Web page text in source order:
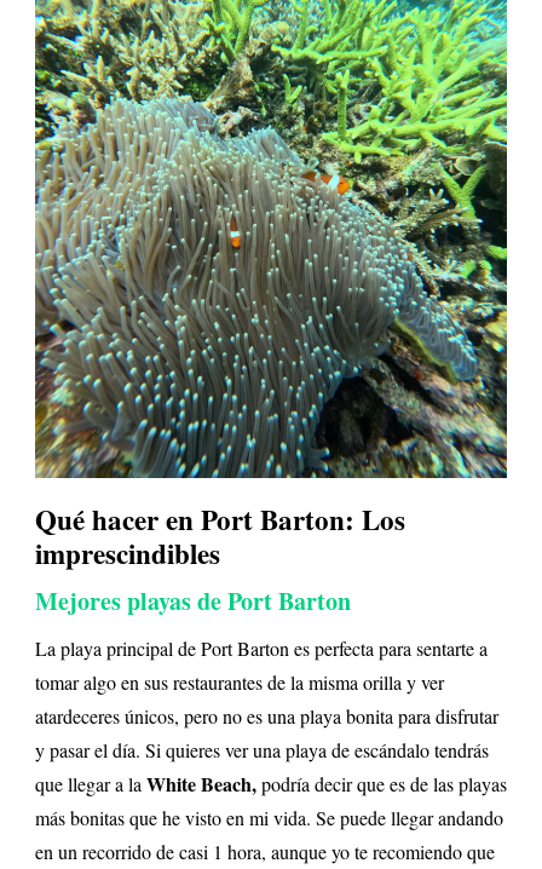
Qué hacer en Port Barton: Los
imprescindibles
Mejores playas de Port Barton
La playa principal de Port Barton es perfecta para sentarte a
tomar algo en sus restaurantes de la misma orilla y ver
atardeceres únicos, pero no es una playa bonita para disfrutar
y pasar el día. Si quieres ver una playa de escándalo tendrás
que llegar a la White Beach,podría decir que es de las playas
más bonitas que he visto en mi vida. Se puede llegar andando
en un recorrido de casi 1 hora, aunque yo te recomiendo que